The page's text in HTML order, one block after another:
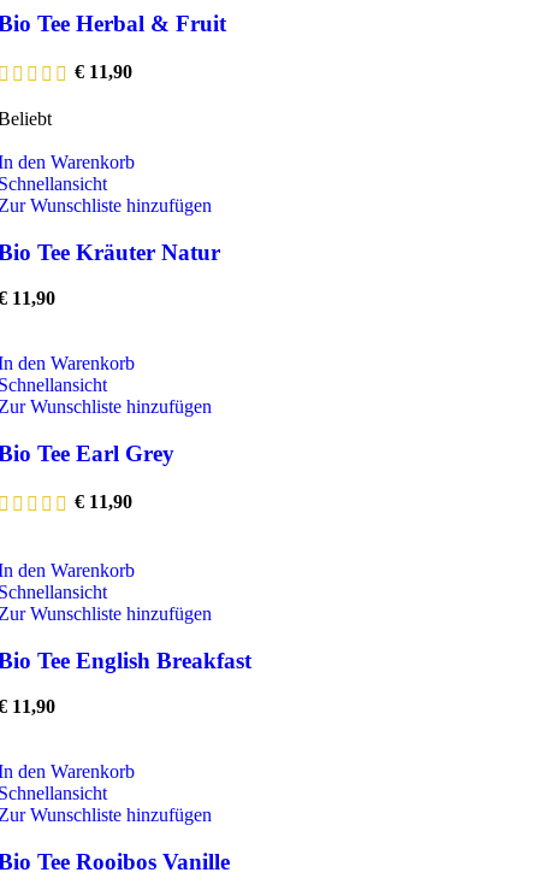
Tee Herbal & Fruit
€ 11,90
den Warenkorb
Wunschliste hinzufügen
Tee Kräuter Natur
11,90
den Warenkorb
Wunschliste hinzufügen
Tee Earl Grey
€ 11,90
den Warenkorb
Wunschliste hinzufügen
Tee English Breakfast
11,90
den Warenkorb
Wunschliste hinzufügen
Tee Rooibos Vanille